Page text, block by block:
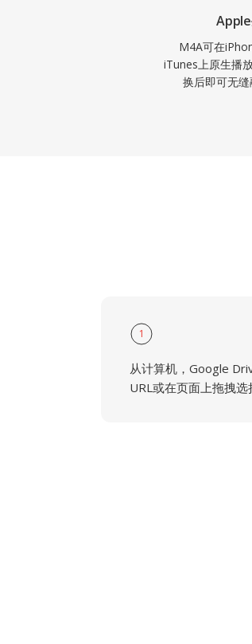
M4A可在
iTunes上原生播
换后即可无缝
1
从计算机，Google
URL或在页面上拖拽选